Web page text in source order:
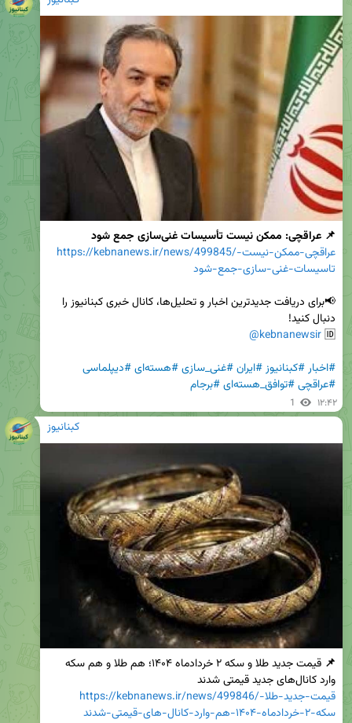
📌 عراقچی: ممکن نیست تأسیسات غنی‌سازی جمع شود
https://kebnanews.ir/news/499845/عراقچی-ممکن-نیست-
تاسیسات-غنی-سازی-جمع-شود
🆔
@kebnanewsir
#اخبار#کبنانیوز#ایران#غنی_سازی#هسته‌ای
#دیپلماسی
#عراقچی#توافق_هسته‌ای #برجام
1 ۱۲:۴۲
کبنانیوز
📌
وارد کانال‌های جدید قیمتی شدند
https://kebnanews.ir/news/499846/قیمت-جدید-طلا-
سکه-۲-خردادماه-۱۴۰۴-هم-وارد-کانال-های-قیمتی-شدند